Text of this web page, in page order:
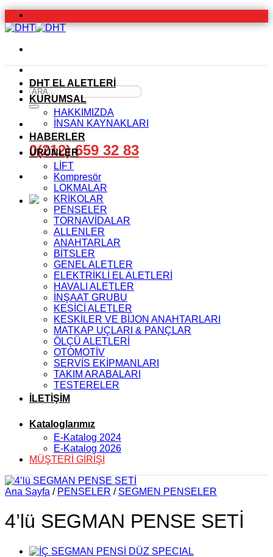
İçeriğe
atla
Ara:
0(212) 659 32 83
DHT EL ALETLERİ
KURUMSAL
HAKKIMIZDA
İNSAN KAYNAKLARI
HABERLER
ÜRÜNLER
LİFT
Kompresör
LOKMALAR
KRİKOLAR
PENSELER
TORNAVİDALAR
ALLENLER
ANAHTARLAR
BİTSLER
GENEL ALETLER
ELEKTRİKLİ EL ALETLERİ
HAVALI ALETLER
İNŞAAT GRUBU
KESİCİ ALETLER
KESKİLER VE BİJON ANAHTARLARI
MATKAP UÇLARI & PANÇLAR
ÖLÇÜ ALETLERİ
OTOMOTİV
SERVİS EKİPMANLARI
TAKIM ARABALARI
TESTERELER
İLETİŞİM
Kataloglarımız
E-Katalog 2024
E-Katalog 2026
MÜŞTERİ GİRİŞİ
Ana Sayfa / PENSELER / SEGMEN PENSELER
4’lü SEGMAN PENSE SETİ